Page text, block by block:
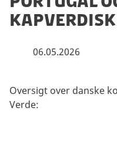
06.05.2026
Oversigt over danske
Verde: